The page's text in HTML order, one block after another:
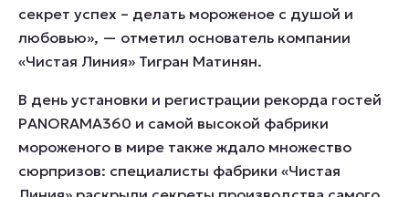
секрет успех – делать мороженое с душой и
любовью», — отметил основатель компании
«Чистая Линия» Тигран Матинян.
В день установки и регистрации рекорда гостей
PANORAMA360 и самой высокой фабрики
мороженого в мире также ждало множество
сюрпризов: специалисты фабрики «Чистая